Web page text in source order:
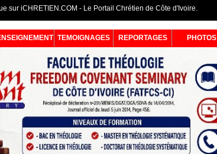
sur iCHRETIEN.COM - Le Portail Chrétien de Côte d'Ivoire.
TEMOIGNAGES REPORTAGES PHOTOS